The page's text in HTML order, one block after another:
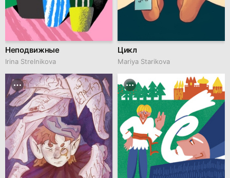
Неподвижные
Irina Strelnikova
Цикл
Mariya Starikova